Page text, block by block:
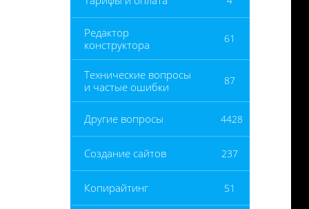
Редактор
конструктора
61
Технические вопросы
и частые ошибки
87
Другие вопросы 4428
Создание сайтов 237
Копирайтинг 51